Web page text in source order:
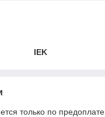
IEK
только по предоплате.